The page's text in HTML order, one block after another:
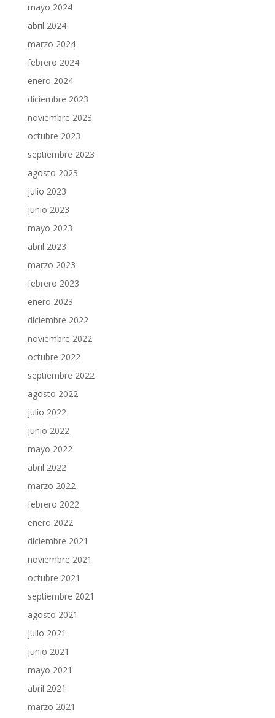
mayo 2024
abril 2024
marzo 2024
febrero 2024
enero 2024
diciembre 2023
noviembre 2023
octubre 2023
septiembre 2023
agosto 2023
julio 2023
junio 2023
mayo 2023
abril 2023
marzo 2023
febrero 2023
enero 2023
diciembre 2022
noviembre 2022
octubre 2022
septiembre 2022
agosto 2022
julio 2022
junio 2022
mayo 2022
abril 2022
marzo 2022
febrero 2022
enero 2022
diciembre 2021
noviembre 2021
octubre 2021
septiembre 2021
agosto 2021
julio 2021
junio 2021
mayo 2021
abril 2021
marzo 2021